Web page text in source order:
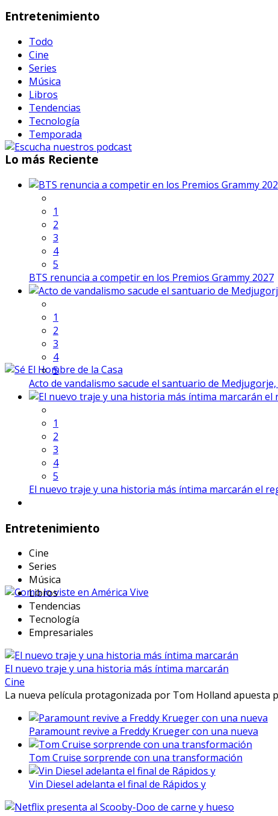
Entretenimiento
Todo
Cine
Series
Música
Libros
Tendencias
Tecnología
Temporada
Lo más Reciente
1
2
3
4
5
BTS renuncia a competir en los Premios Grammy 2027
1
2
3
4
5
Acto de vandalismo sacude el santuario de
1
2
3
4
5
El nuevo traje y una historia más íntima marcarán el
Entretenimiento
Cine
Series
Música
Libros
Tendencias
Tecnología
Empresariales
El nuevo traje y una historia más íntima marcarán
Cine
La nueva película protagonizada por Tom Holland apuesta
Paramount revive a Freddy Krueger con una nueva
Tom Cruise sorprende con una transformación
Vin Diesel adelanta el final de Rápidos y